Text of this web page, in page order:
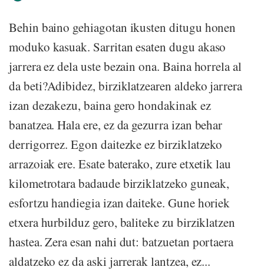
Behin baino gehiagotan ikusten ditugu honen
moduko kasuak. Sarritan esaten dugu akaso
jarrera ez dela uste bezain ona. Baina horrela al
da beti?Adibidez, birziklatzearen aldeko jarrera
izan dezakezu, baina gero hondakinak ez
banatzea. Hala ere, ez da gezurra izan behar
derrigorrez. Egon daitezke ez birziklatzeko
arrazoiak ere. Esate baterako, zure etxetik lau
kilometrotara badaude birziklatzeko guneak,
esfortzu handiegia izan daiteke. Gune horiek
etxera hurbilduz gero, baliteke zu birziklatzen
hastea. Zera esan nahi dut: batzuetan portaera
aldatzeko ez da aski jarrerak lantzea, ez...